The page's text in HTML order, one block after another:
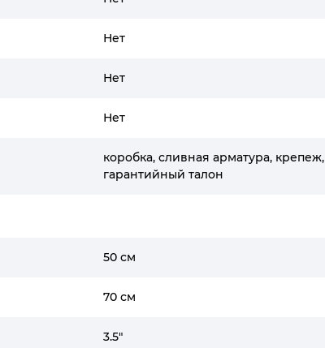
Нет
Нет
Нет
коробка, сливная арматура, крепеж,
гарантийный талон
50 см
70 см
3.5"